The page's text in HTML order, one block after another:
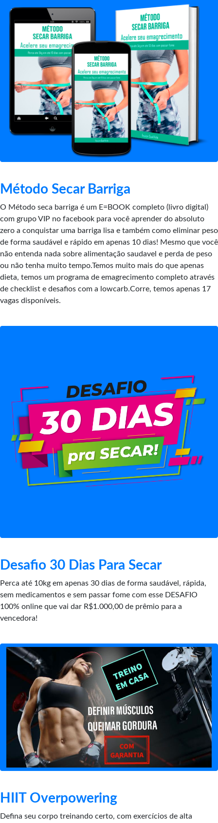
Método Secar Barriga
O Método seca barriga é um E=BOOK completo (livro digital)
com grupo VIP no facebook para você aprender do absoluto
zero a conquistar uma barriga lisa e também como eliminar peso
de forma saudável e rápido em apenas 10 dias! Mesmo que você
não entenda nada sobre alimentação saudavel e perda de peso
ou não tenha muito tempo.Temos muito mais do que apenas
dieta, temos um programa de emagrecimento completo através
de checklist e desafios com a lowcarb.Corre, temos apenas 17
vagas disponíveis.
Desafio 30 Dias Para Secar
Perca até 10kg em apenas 30 dias de forma saudável, rápida,
sem medicamentos e sem passar fome com esse DESAFIO
100% online que vai dar R$1.000,00 de prêmio para a
vencedora!
HIIT Overpowering
Defina seu corpo treinando certo, com exercícios de alta